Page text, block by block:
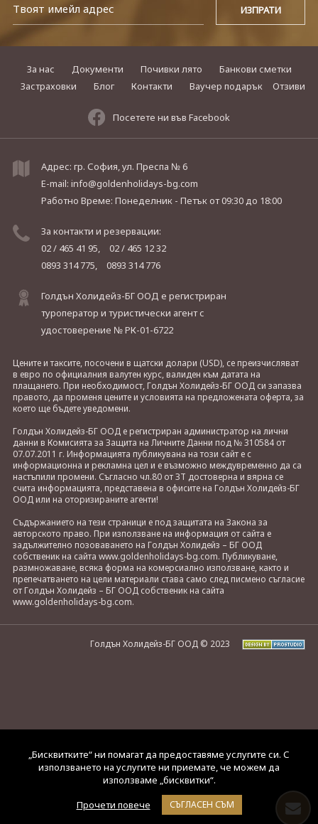
За нас Документи Почивки лято
Банкови сметки
Застраховки
Блог Контакти Ваучер подарък Отзиви
Посетете ни във Facebook
Адрес: гр. София, ул. Преспа № 6
E-mail: info@goldenholidays-bg.com
Работно Време: Понеделник - Петъкот 09:30 до 18:00
За контакти и резервации:
02 / 465 41 95,
02 / 465 12 32
0893 314 775,
0893 314 776
Голдън Холидейз-БГ ООД е регистриран
туроператор и туристически агент с
удостоверение № РК-01-6722
Цените и таксите, посочени в щатски долари (USD), се преизчисляват
в евро по официалния валутен курс, валиден към датата на
плащането. При необходимост, Голдън Холидейз-БГ ООД си запазва
правото, да променя цените и условията на предложената оферта, за
което ще бъдете уведомени.
Голдън Холидейз-БГ ООД е регистриран администратор на лични
данни в Комисията за Защита на Личните Данни под № 310584 от
07.07.2011 г. Информацията публикувана на този сайт е с
информационна и рекламна цел и е възможно междувременно да са
настъпили промени. Съгласно чл.80 от ЗТ достоверна и вярна се
счита информацията, представена в офисите на Голдън Холидейз-БГ
ООД или на оторизираните агенти!
Съдържанието на тези страници е под защитата на Закона за
авторското право. При използване на информация от сайта е
задължително позоваването на Голдън Холидейз – БГ ООД
собственик на сайта www.goldenholidays-bg.com. Публикуване,
размножаване, всяка форма на комерсиално използване, както и
препечатването на цели материали става само след писмено съгласие
от Голдън Холидейз – БГ ООД собственик на сайта
www.goldenholidays-bg.com.
Голдън Холидейз-БГ ООД © 2023
„Бисквитките“ ни помагат да предоставяме услугите си. С
използването на услугите ни приемате, че можем да
използваме „бисквитки“.
Прочети повече
СЪГЛАСЕН СЪМ